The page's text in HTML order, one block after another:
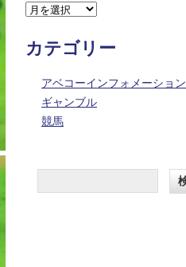
カテゴリー
アベコーインフォメーション
ギャンブル
競馬